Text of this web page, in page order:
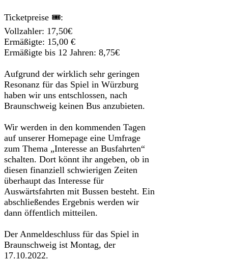
Ticketpreise 🎟:
Vollzahler: 17,50€
Ermäßigte: 15,00 €
Ermäßigte bis 12 Jahren: 8,75€
Aufgrund der wirklich sehr geringen
Resonanz für das Spiel in Würzburg
haben wir uns entschlossen, nach
Braunschweig keinen Bus anzubieten.
Wir werden in den kommenden Tagen
auf unserer Homepage eine Umfrage
zum Thema „Interesse an Busfahrten“
schalten. Dort könnt ihr angeben, ob in
diesen finanziell schwierigen Zeiten
überhaupt das Interesse für
Auswärtsfahrten mit Bussen besteht. Ein
abschließendes Ergebnis werden wir
dann öffentlich mitteilen.
Der Anmeldeschluss für das Spiel in
Braunschweig ist Montag, der
17.10.2022.